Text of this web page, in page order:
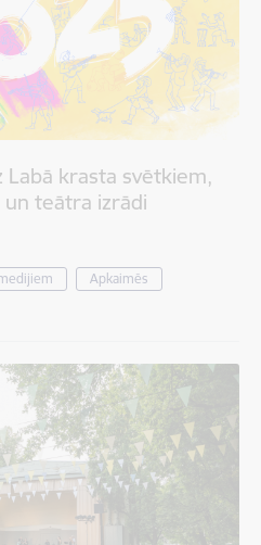
Labā krasta svētkiem,
teātra izrādi
Apkaimēs